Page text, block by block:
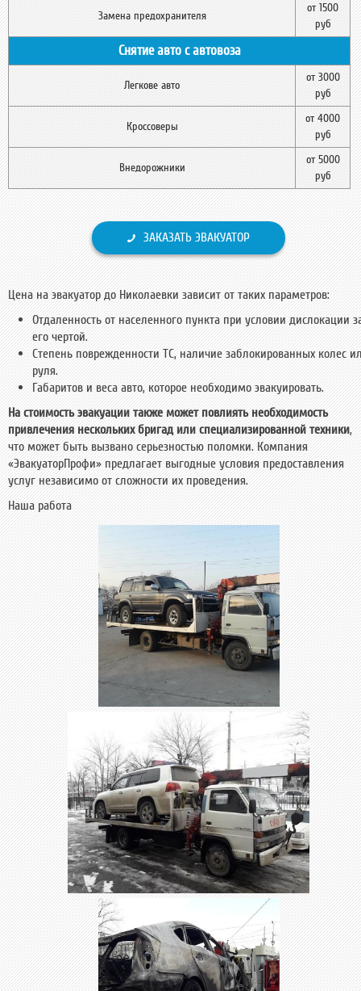
Замена предохранителя
от 1500
руб
Снятие авто с автовоза
Легкове авто
от 3000
руб
Кроссоверы
от 4000
руб
Внедорожники
от 5000
руб
ЗАКАЗАТЬ ЭВАКУАТОР
Цена на эвакуатор до Николаевки зависит от таких параметров:
Отдаленность от населенного пункта при условии дислокации
его чертой.
Степень поврежденности ТС, наличие заблокированных колес
руля.
Габаритов и веса авто, которое необходимо эвакуировать.
На стоимость эвакуации также может повлиять необходимость
привлечения нескольких бригад или специализированной техники,
что может быть вызвано серьезностью поломки. Компания
«ЭвакуаторПрофи» предлагает выгодные условия предоставления
услуг независимо от сложности их проведения.
Наша работа